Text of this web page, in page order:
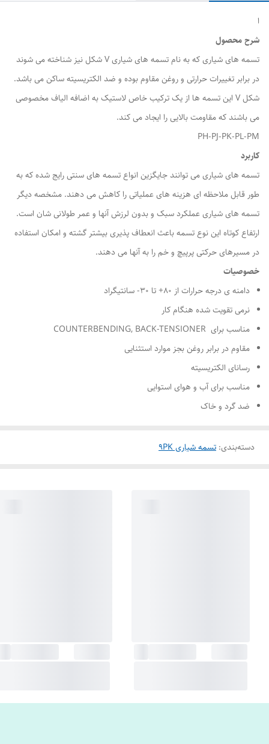
ا
شرح محصول
تسمه های شیاری که به نام تسمه های شیاری V شکل نیز شناخته می شوند
در برابر تغییرات حرارتی و روغن مقاوم بوده و ضد الکتریسیته ساکن می باشد.
شکل V این تسمه ها از یک ترکیب خاص لاستیک به اضافه الیاف مخصوصی
می باشند که مقاومت بالایی را ایجاد می کند.
PH-PJ-PK-PL-PM
کاربرد
تسمه های شیاری می توانند جایگزین انواع تسمه های سنتی رایج شده که به
طور قابل ملاحظه ای هزینه های عملیاتی را کاهش می دهند. مشخصه دیگر
تسمه های شیاری عملکرد سبک و بدون لرزش آنها و عمر طولانی شان است.
ارتفاع کوتاه این نوع تسمه باعث انعطاف پذیری بیشتر گشته و امکان استفاده
در مسیرهای حرکتی پرپیچ و خم را به آنها می دهند.
خصوصیات
دامنه ی درجه حرارات از ۸۰+ تا ۳۰- سانتیگراد
نرمی تقویت شده هنگام کار
مناسب برای COUNTERBENDING, BACK-TENSIONER
مقاوم در برابر روغن بجز موارد استثنایی
رسانای الکتریسیته
مناسب برای آب و هوای استوایی
ضد گرد و خاک
دسته‌بندی: تسمه شیاری 9PK